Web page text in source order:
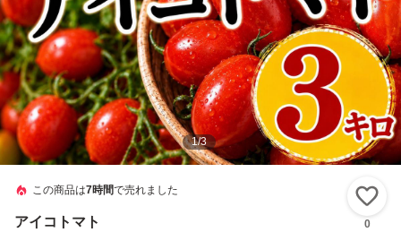
1/3
この商品は7時間で売れました
アイコトマト 0